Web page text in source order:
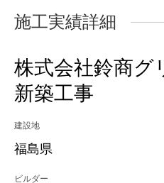
施工実績詳細
株式会社鈴商グ
新築工事
建設地
福島県
ビルダー